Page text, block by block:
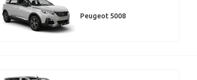
Peugeot 5008